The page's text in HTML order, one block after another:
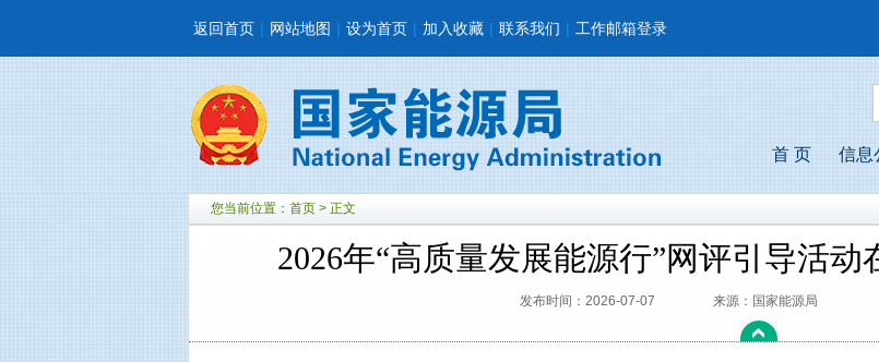
返回首页 | 网站地图 | 设为首页 | 加入收藏 | 联系我们 | 工作邮箱登录
首 页 信息
您当前位置： 首页 > 正文
2026年“高质量发展能源行”网评引导活
发布时间：2026-07-07 来源：国家能源局